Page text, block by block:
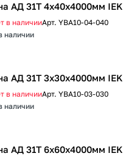
АД 31Т 4х40х4000мм IEK
в наличииАрт. YBA10-04-040
наличии
АД 31Т 3х30х4000мм IEK
в наличииАрт. YBA10-03-030
наличии
АД 31Т 6х60х4000мм IEK